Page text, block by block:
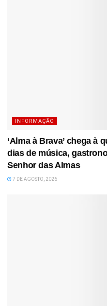
INFORMAÇÃO
‘Alma à Brava’ chega à
dias de música,
Senhor das Almas
7 DE AGOSTO, 2026